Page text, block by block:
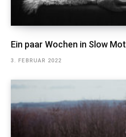
Ein paar Wochen in Slow
3. FEBRUAR 2022